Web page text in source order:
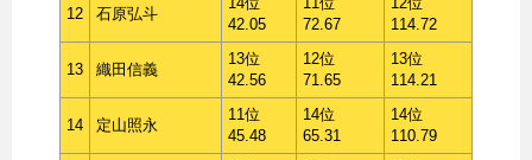
12 石原弘斗
42.05
72.67
114.72
13 織田信義
13位
42.56
12位
71.65
13位
114.21
14 定山照永
11位
45.48
14位
65.31
14位
110.79